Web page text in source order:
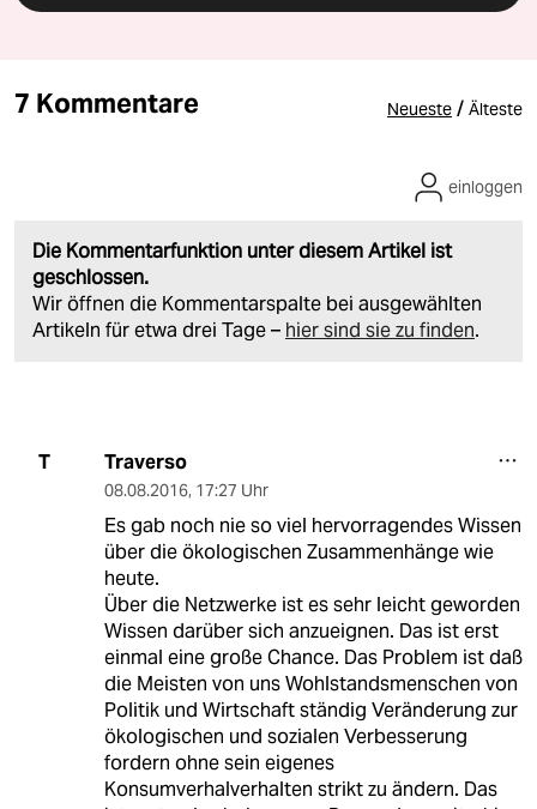
7 Kommentare Neueste / Älteste
Die Kommentarfunktion unter diesem Artikel ist
geschlossen.
Wir öffnen die Kommentarspalte bei ausgewählten
Artikeln für etwa drei Tage – hier sind sie zu finden.
einloggen
T Traverso
08.08.2016, 17:27 Uhr
Es gab noch nie so viel hervorragendes Wissen
über die ökologischen Zusammenhänge wie
heute.
Über die Netzwerke ist es sehr leicht geworden
Wissen darüber sich anzueignen. Das ist erst
einmal eine große Chance. Das Problem ist daß
die Meisten von uns Wohlstandsmenschen von
Politik und Wirtschaft ständig Veränderung zur
ökologischen und sozialen Verbesserung
fordern ohne sein eigenes
Konsumverhalverhalten strikt zu ändern. Das